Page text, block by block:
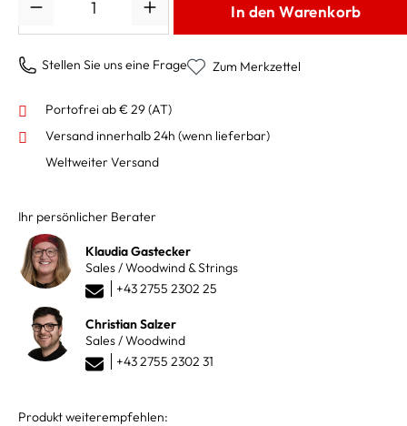
In den Warenkorb
Stellen Sie uns eine Frage Zum Merkzettel
Portofrei ab € 29 (AT)
Versand innerhalb 24h (wenn lieferbar)
Weltweiter Versand
Ihr persönlicher Berater
Klaudia Gastecker
Sales / Woodwind & Strings
+43 2755 2302 25
Christian Salzer
Sales / Woodwind
+43 2755 2302 31
Produkt weiterempfehlen: